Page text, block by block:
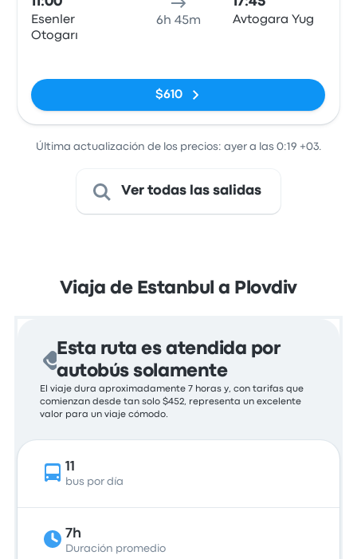
Esenler
Otogarı
6h 45m Avtogara Yug
$610
Última actualización de los precios: ayer a las 0:19 +03.
Ver todas las salidas
Viaja de Estanbul a Plovdiv
Esta ruta es atendida por
autobús solamente
El viaje dura aproximadamente 7 horas y, con tarifas que
comienzan desde tan solo $452, representa un excelente
valor para un viaje cómodo.
11
bus por día
7h
Duración promedio